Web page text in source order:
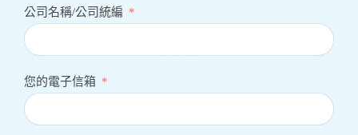
公司名稱/公司統編
您的電子信箱